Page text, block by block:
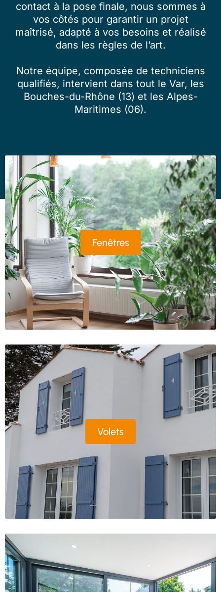
contact à la pose finale, nous sommes à
vos côtés pour garantir un projet
maîtrisé, adapté à vos besoins et réalisé
dans les règles de l’art.
Notre équipe, composée de techniciens
qualifiés, intervient dans tout le Var, les
Bouches-du-Rhône (13) et les Alpes-
Maritimes (06).
Fenêtres
Volets